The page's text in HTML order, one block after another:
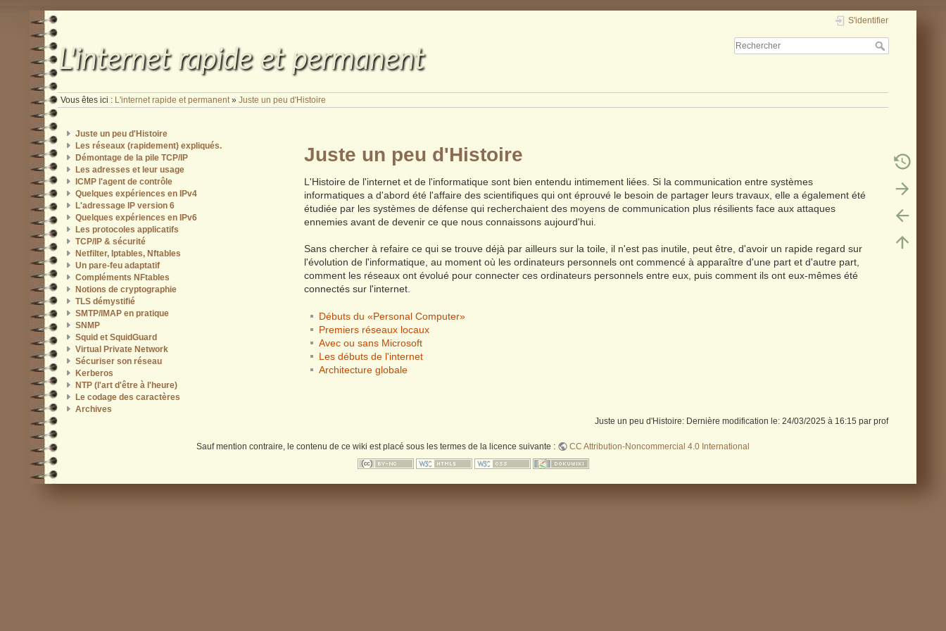
L'internet rapide et permanent
S'identifier
Vous êtes ici : L'internet rapide et permanent»Juste un peu d'Histoire
Juste un peu d'Histoire
Les réseaux (rapidement) expliqués.
Démontage de la pile TCP/IP
Les adresses et leur usage
ICMP l'agent de contrôle
Quelques expériences en IPv4
L'adressage IP version 6
Quelques expériences en IPv6
Les protocoles applicatifs
TCP/IP & sécurité
Netfilter, Iptables, Nftables
Un pare-feu adaptatif
Compléments NFtables
Notions de cryptographie
TLS démystifié
SMTP/IMAP en pratique
SNMP
Squid et SquidGuard
Virtual Private Network
Sécuriser son réseau
Kerberos
NTP (l'art d'être à l'heure)
Le codage des caractères
Archives
Juste un peu d'Histoire
L'Histoire de l'internet et de l'informatique sont bien entendu intimement liées. Si la communication entre systèmes
informatiques a d'abord été l'affaire des scientifiques qui ont éprouvé le besoin de partager leurs travaux, elle a également été
étudiée par les systèmes de défense qui recherchaient des moyens de communication plus résilients face aux attaques
ennemies avant de devenir ce que nous connaissons aujourd'hui.
Sans chercher à refaire ce qui se trouve déjà par ailleurs sur la toile, il n'est pas inutile, peut être, d'avoir un rapide regard sur
l'évolution de l'informatique, au moment où les ordinateurs personnels ont commencé à apparaître d'une part et d'autre part,
comment les réseaux ont évolué pour connecter ces ordinateurs personnels entre eux, puis comment ils ont eux-mêmes été
connectés sur l'internet.
Débuts du «Personal Computer»
Premiers réseaux locaux
Avec ou sans Microsoft
Les débuts de l'internet
Architecture globale
Juste un peu d'Histoire: Dernière modification le: 24/03/2025 à 16:15 par prof
Sauf mention contraire, le contenu de ce wiki est placé sous les termes de la licence suivante : CC Attribution-Noncommercial 4.0 International